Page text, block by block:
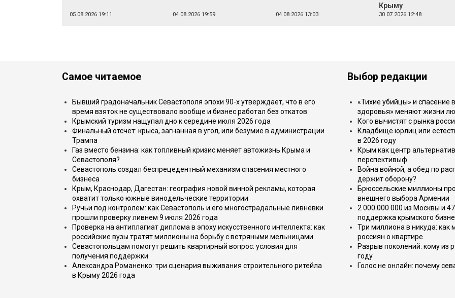
05.08.2026 19:11 04.08.2026 19:59 04.08.2026 13:03
Крыму
30.07.2026 12:48
Самое читаемое
Бывший градоначальник Севастополя эпохи 90-х утверждает, что в его
время взяток не существовало вообще и бизнес работал без откатов
Крымский туризм нащупал дно к середине июля 2026 года
Финальный отсчёт: крыса, загнанная в угол, или безумие в администрации
Трампа
Газ вместо бензина: как топливный кризис меняет автожизнь Крыма и
Севастополя?
Севастополь создал беспрецедентный механизм спасения местного
бизнеса
Крым, Краснодар, Дагестан: география новой винной рекламы, которая
охватит только южные винодельческие территории
Ручьи под контролем: как Севастополь и его многострадальные ливнёвки
прошли проверку ливнем 9 июля 2026 года
Проверка на антиплагиат диплома в эпоху искусственного интеллекта: как
российские вузы тратят миллионы на борьбу с ветряными мельницами
Севастопольцам помогут решить квартирный вопрос: условия для
получения поддержки
Александра Романенко: три сценария выживания строительного ритейла
в Крыму 2026 года
Выбор редакции
«Тихие убийцы» и спасение
здоровья» меняют жизни
Кого вычистят с рынка
Кладбище юрлиц или
в 2026 году
Крым как центр
перспективыф
Война войной, а обед по
держит оборону?
Брюссельские миллионы
внешнего выбора Армении
2 000 000 000 из Москвы и
поддержка крымского
Три миллиона в никуда:
россиян о квартире
Разрыв поколений: кому из
году
Голос не онлайн: почему